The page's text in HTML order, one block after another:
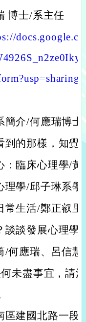
博士/系主任
簡介/何應瑞博士
到的那樣，知覺
：臨床心理學/黃
理學/邱子琳系學
常生活/鄭正叡
談談發展心理學
何應瑞、呂信慧
未盡事宜，請
區建國北路一段